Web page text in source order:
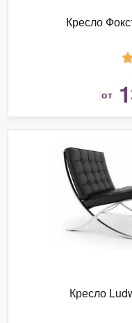
Кресло
от
Кресло